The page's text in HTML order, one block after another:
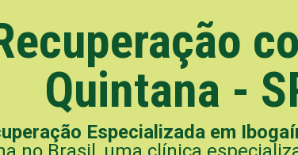
Quintana -
Especializada em